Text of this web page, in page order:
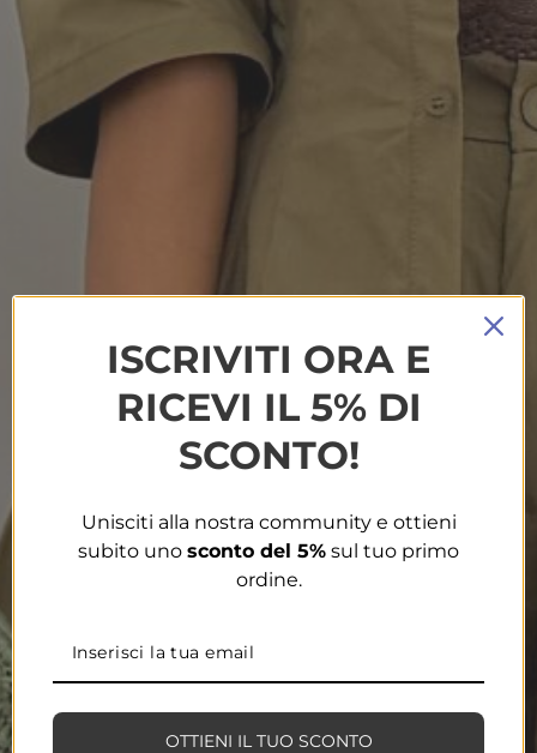
ISCRIVITI ORA E
RICEVI IL 5% DI
SCONTO!
Unisciti alla nostra community e ottieni
subito uno sconto del 5% sul tuo primo
ordine.
OTTIENI IL TUO SCONTO